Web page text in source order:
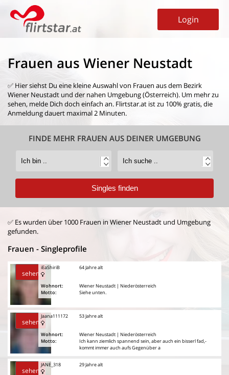
Login
Frauen aus Wiener Neustadt
✅ Hier siehst Du eine kleine Auswahl von Frauen aus dem Bezirk
Wiener Neustadt und der nahen Umgebung (Österreich). Um mehr zu
sehen, melde Dich doch einfach an. Flirtstar.at ist zu 100% gratis, die
Anmeldung dauert maximal 2 Minuten.
FINDE MEHR FRAUEN AUS DEINER UMGEBUNG
✅ Es wurden über 1000 Frauen in Wiener Neustadt und Umgebung
gefunden.
Frauen - Singleprofile
sehen
iEaShiriB
Wohnort:
Motto:
64 Jahre alt
Wiener Neustadt | Niederösterreich
Siehe unten.
sehen
Jaana111172
Wohnort:
Motto:
53 Jahre alt
Wiener Neustadt | Niederösterreich
Ich kann ziemlich spannend sein, aber auch ein bisserl fad,-
kommt immer auch aufs Gegenüber a
sehen
JANE_318 29 Jahre alt